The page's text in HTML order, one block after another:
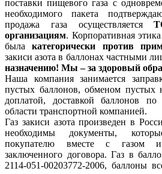
поставки пищевого газа с
необходимого пакета
продажа газа осуществляется
организациям. Корпоративная
былакатегорически против
закиси азота в баллонах частными
назначению! Мы – за здоровый
Наша компания занимается
пустых баллонов, обменом пустых
доплатой, доставкой баллонов
области транспортной компанией.
Газ закиси азота произведен в
необходимы документы,
покупателю вместе с газом
заключенного договора. Газ в
2114-051-00203772-2006, баллоны